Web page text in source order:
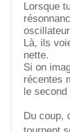
Lorsque
Là, ils
nette.
Si on
récentes
le
Du coup,